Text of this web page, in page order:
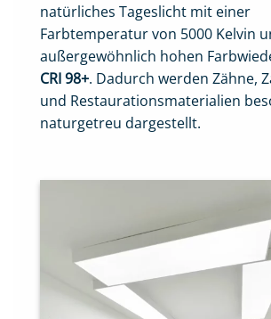
natürliches Tageslicht mit einer
Farbtemperatur von 5000 Kelvin
außergewöhnlich hohen
CRI 98+. Dadurch werden Zähne,
und Restaurationsmaterialien
naturgetreu dargestellt.